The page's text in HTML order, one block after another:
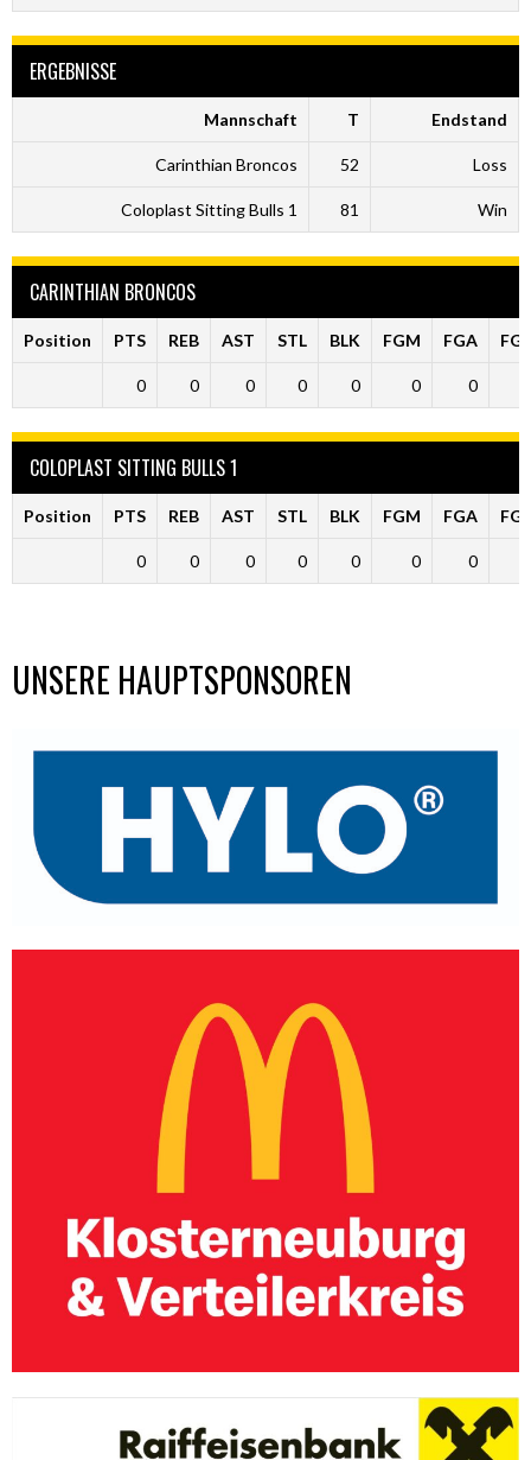
ERGEBNISSE
Mannschaft T Endstand
Carinthian Broncos 52 Loss
Coloplast Sitting Bulls 1 81 Win
CARINTHIAN BRONCOS
Position PTS REB AST STL BLK FGM FGA
0 0 0 0 0 0 0
COLOPLAST SITTING BULLS 1
Position PTS REB AST STL BLK FGM FGA
0 0 0 0 0 0 0
UNSERE HAUPTSPONSOREN